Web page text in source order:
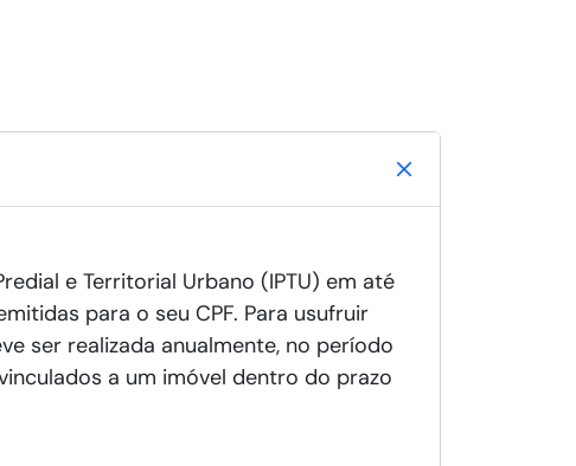
e Territorial Urbano (IPTU) em até
para o seu CPF. Para usufruir
ser realizada anualmente, no período
a um imóvel dentro do prazo